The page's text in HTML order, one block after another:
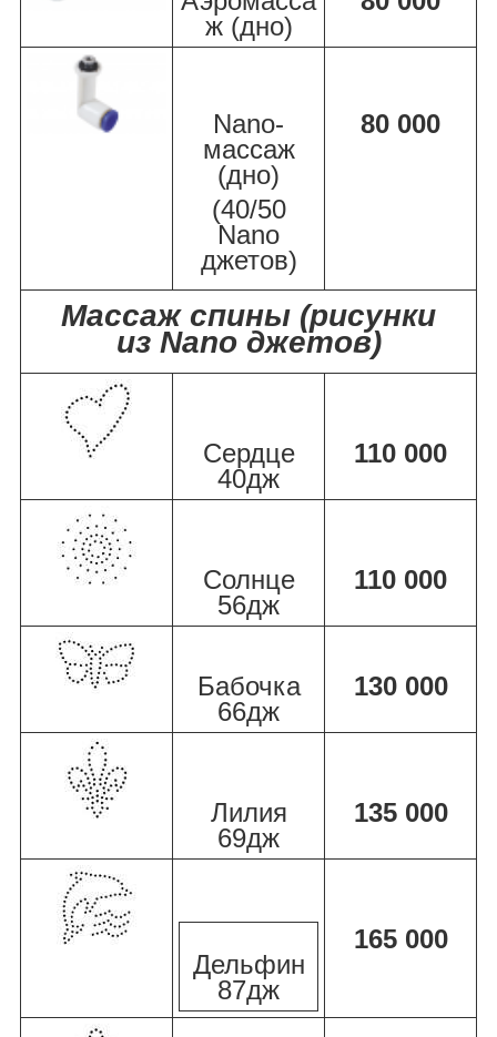
ж (дно)
Nano-
массаж
(дно)
(40/50
Nano
джетов)
80 000
Массаж спины (рисунки
из Nano джетов)
Сердце
40дж
110 000
Солнце
56дж
110 000
Бабочка
66дж
130 000
Лилия
69дж
135 000
Дельфин
87дж
165 000